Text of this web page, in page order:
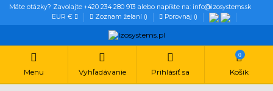
Máte otázky? Zavolajte +420 234 280 913 alebo napíšte na: info@izosystems.sk
EUR €
Zoznam želaní () Porovnaj ()
Menu Vyhľadávanie Prihlásiť sa
0
Košík